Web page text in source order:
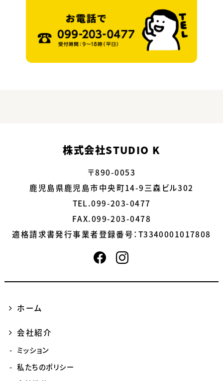
株式会社STUDIO K
〒890-0053
鹿児島県鹿児島市中央町14-9三森ビル302
TEL.099-203-0477
FAX.099-203-0478
適格請求書発行事業者登録番号： T3340001017808
ホーム
会社紹介
ミッション
私たちのポリシー